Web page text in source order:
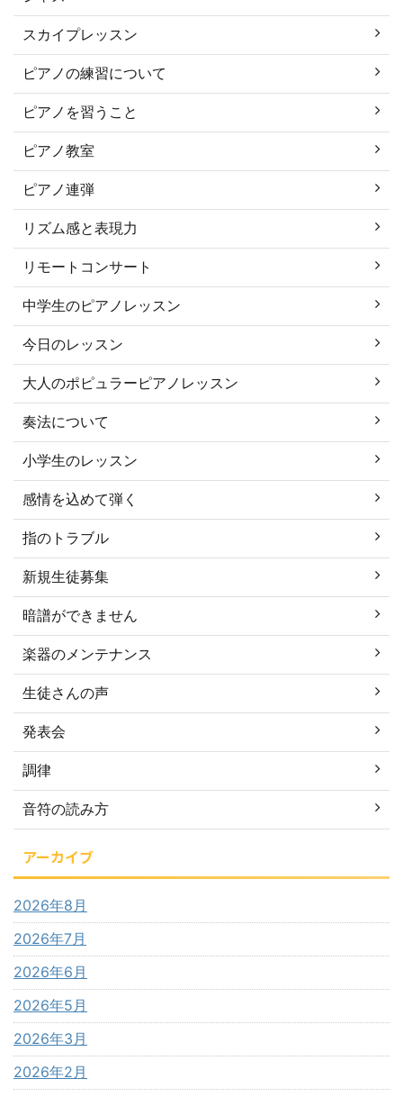
スカイプレッスン
ピアノの練習について
ピアノを習うこと
ピアノ教室
ピアノ連弾
リズム感と表現力
リモートコンサート
中学生のピアノレッスン
今日のレッスン
大人のポピュラーピアノレッスン
奏法について
小学生のレッスン
感情を込めて弾く
指のトラブル
新規生徒募集
暗譜ができません
楽器のメンテナンス
生徒さんの声
発表会
調律
音符の読み方
アーカイブ
2026年8月
2026年7月
2026年6月
2026年5月
2026年3月
2026年2月